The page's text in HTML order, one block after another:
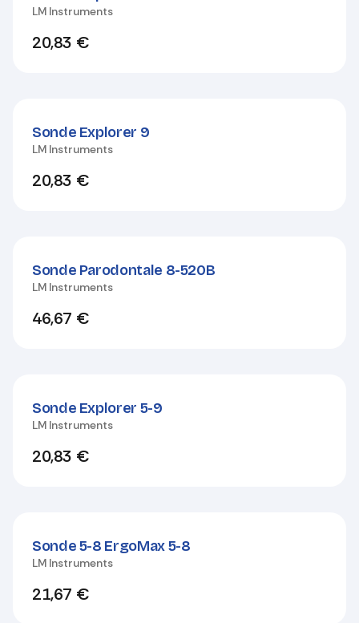
LM Instruments
20,83 €
Sonde Explorer 9
LM Instruments
20,83 €
Sonde Parodontale 8-520B
LM Instruments
46,67 €
Sonde Explorer 5-9
LM Instruments
20,83 €
Sonde 5-8 ErgoMax 5-8
LM Instruments
21,67 €